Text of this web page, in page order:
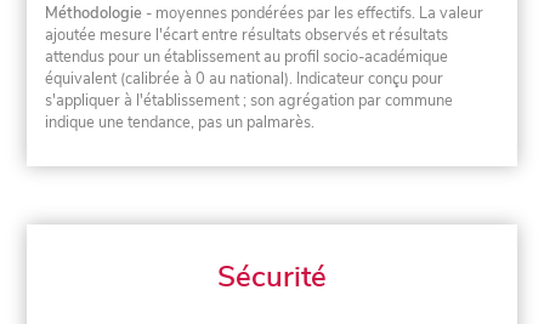
Méthodologie - moyennes pondérées par les effectifs. La valeur
ajoutée mesure l'écart entre résultats observés et résultats
attendus pour un établissement au profil socio-académique
équivalent (calibrée à 0 au national). Indicateur conçu pour
s'appliquer à l'établissement ; son agrégation par commune
indique une tendance, pas un palmarès.
Sécurité